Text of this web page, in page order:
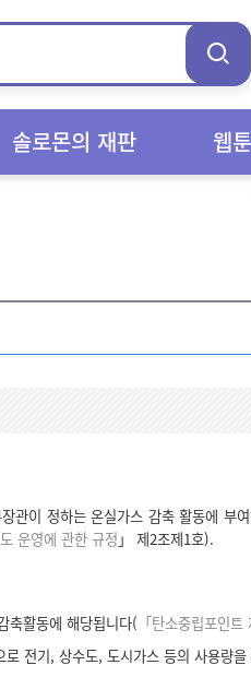
솔로몬의 재판 웹툰
관이 정하는 온실가스 감축 활동에 부
운영에 관한 규정 」 제2조제1호).
축활동에 해당됩니다( 「탄소중립포인
전기, 상수도, 도시가스 등의 사용량